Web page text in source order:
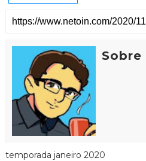
temporada janeiro 2020